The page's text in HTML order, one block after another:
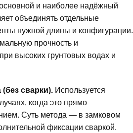
и наиболее надёжный
объединять отдельные
нужной длины и конфигурации.
прочность и
высоких грунтовых водах и
сварки). Используется
когда это прямо
Суть метода — в замковом
фиксации сваркой.